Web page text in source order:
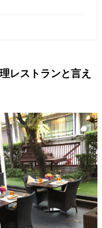
レストランと言え